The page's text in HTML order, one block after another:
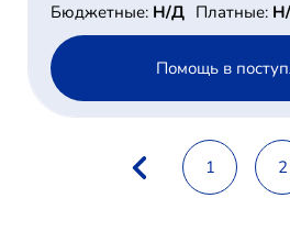
Бюджетные: Н/Д Платные:
Помощь в
1 2